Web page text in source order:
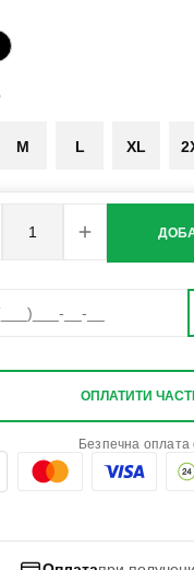
M L XL
ОПЛАТИТИ
Безпечна оплата